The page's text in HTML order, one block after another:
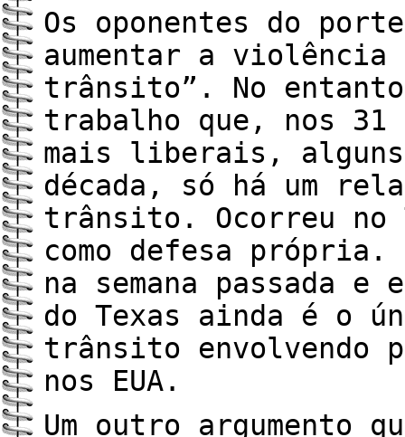
Os oponentes do
aumentar a
trânsito”. No
trabalho que, nos 31
mais liberais, alguns
década, só há um
trânsito. Ocorreu no
como defesa
na semana passada
do Texas ainda é o
trânsito envolvendo
nos EUA.
Um outro argumento